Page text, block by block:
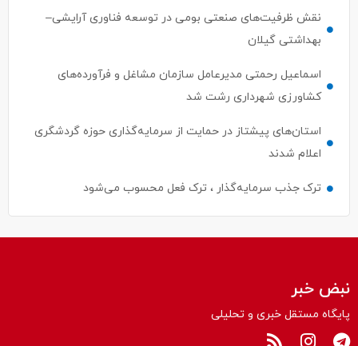
نقش ظرفیت‌های صنعتی بومی در توسعه فناوری آرایشی–
بهداشتی گیلان
اسماعیل رحمتی مدیرعامل سازمان مشاغل و فرآورده‌های
کشاورزی شهرداری رشت شد
استان‌های پیشتاز در حمایت از سرمایه‌گذاری حوزه گردشگری
اعلام شدند
ترک جذب سرمایه‌گذار ، ترک فعل محسوب می‌شود
نبض خبر
پایگاه مستقل خبری و تحلیلی